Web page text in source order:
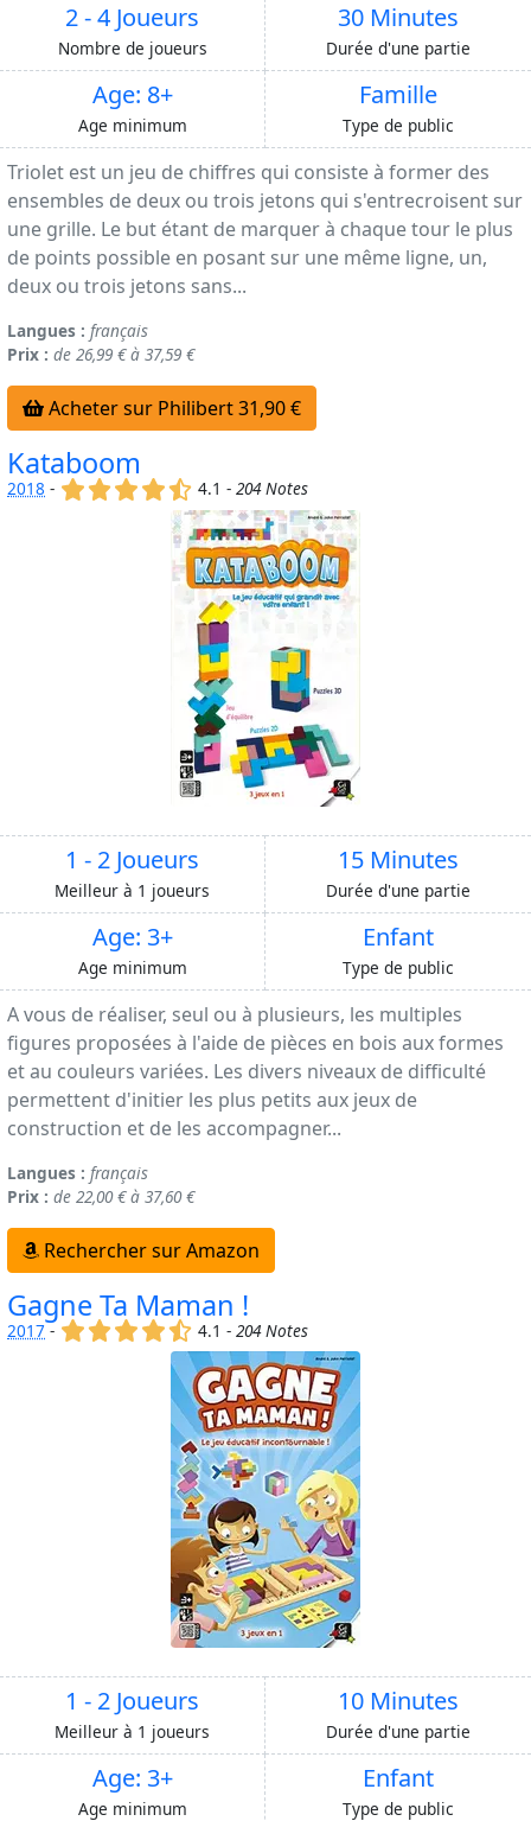
2 - 4 Joueurs
Nombre de joueurs
30 Minutes
Durée d'une partie
Age: 8+
Age minimum
Famille
Type de public
Triolet est un jeu de chiffres qui consiste à former des
ensembles de deux ou trois jetons qui s'entrecroisent sur
une grille. Le but étant de marquer à chaque tour le plus
de points possible en posant sur une même ligne, un,
deux ou trois jetons sans...
Langues : français
Prix : de 26,99 € à 37,59 €
Acheter sur Philibert 31,90 €
Kataboom
2018 - (x) (x) (x) (x) (,)
4.1 -204 Notes
1 - 2 Joueurs
Meilleur à 1 joueurs
15 Minutes
Durée d'une partie
Age: 3+
Age minimum
Enfant
Type de public
A vous de réaliser, seul ou à plusieurs, les multiples
figures proposées à l'aide de pièces en bois aux formes
et au couleurs variées. Les divers niveaux de difficulté
permettent d'initier les plus petits aux jeux de
construction et de les accompagner...
Langues : français
Prix : de 22,00 € à 37,60 €
Rechercher sur Amazon
Gagne Ta Maman !
2017- (x) (x) (x) (x) (,)
4.1 -204 Notes
1 - 2 Joueurs
Meilleur à 1 joueurs
10 Minutes
Durée d'une partie
Age: 3+
Age minimum
Enfant
Type de public